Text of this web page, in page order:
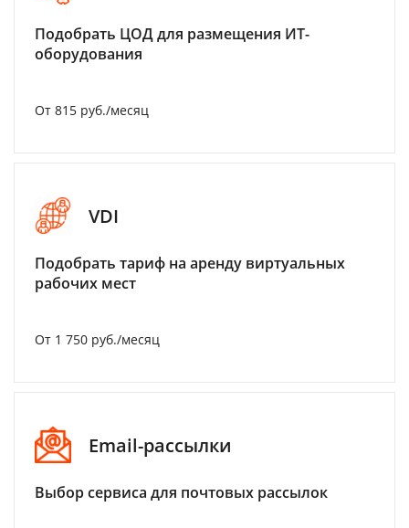
Подобрать ЦОД для размещения ИТ-
оборудования
От 815 руб./месяц
VDI
Подобрать тариф на аренду виртуальных
рабочих мест
От 1 750 руб./месяц
Email-рассылки
Выбор сервиса для почтовых рассылок